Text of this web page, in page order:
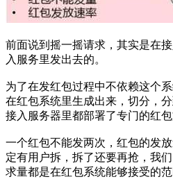
前面说到摇一摇请求，其实是在
入服务里发出去的。
为了在发红包过程中不依赖这个
在红包系统里生成出来，切分，
接入服务器里都部署了专门的红包
一个红包不能发两次，红包的发
定有用户拆，拆了还要再抢，我
求量都是在红包系统能够接受的范